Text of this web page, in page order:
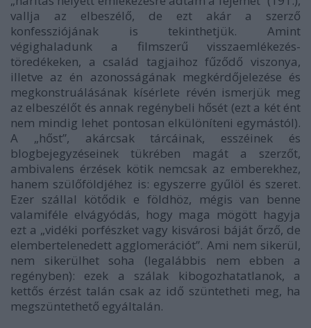
vallja az elbeszélő, de ezt akár a szerző
konfessziójának is tekinthetjük. Amint
végighaladunk a filmszerű visszaemlékezés-
töredékeken, a család tagjaihoz fűződő viszonya,
illetve az én azonosságának megkérdőjelezése és
megkonstruálásának kísérlete révén ismerjük meg
az elbeszélőt és annak regénybeli hősét (ezt a két ént
nem mindig lehet pontosan elkülöníteni egymástól).
A „hőst”, akárcsak tárcáinak, esszéinek és
blogbejegyzéseinek tükrében magát a szerzőt,
ambivalens érzések kötik nemcsak az emberekhez,
hanem szülőföldjéhez is: egyszerre gyűlöl és szeret.
Ezer szállal kötődik e földhöz, mégis van benne
valamiféle elvágyódás, hogy maga mögött hagyja
ezt a „vidéki porfészket vagy kisvárosi báját őrző, de
elembertelenedett agglomerációt”. Ami nem sikerül,
nem sikerülhet soha (legalábbis nem ebben a
regényben): ezek a szálak kibogozhatatlanok, a
kettős érzést talán csak az idő szüntetheti meg, ha
megszüntethető egyáltalán.